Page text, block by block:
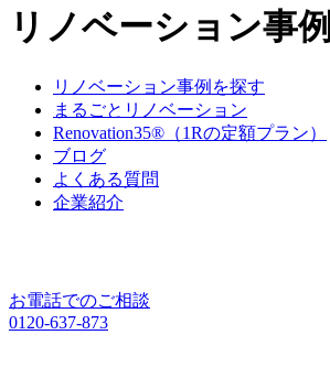
リノベーション事
リノベーション事例を探す
まるごとリノベーション
Renovation35®（1Rの定額プラン）
ブログ
よくある質問
企業紹介
お電話でのご相談
0120-637-873